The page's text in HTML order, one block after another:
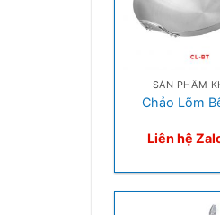
SẢN PHẨM
Chảo Lõm
Liên hệ